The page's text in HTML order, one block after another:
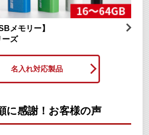
メモリー】
ーズ
名入れ対応製品
に感謝！お客様の声